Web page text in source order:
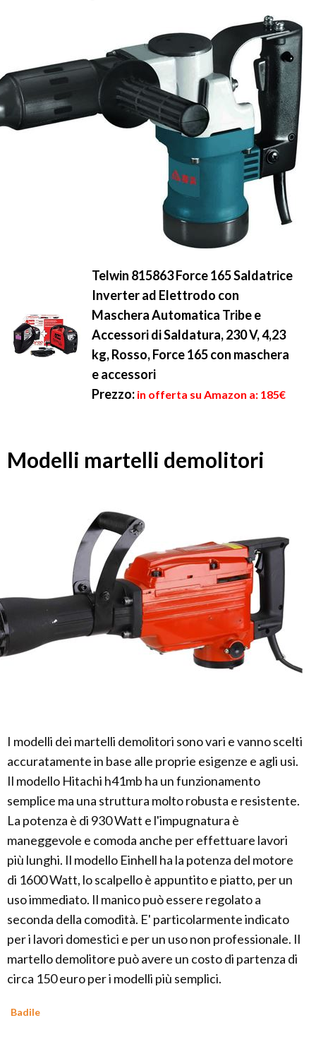
Telwin 815863 Force 165 Saldatrice
Inverter ad Elettrodo con
Maschera Automatica Tribe e
Accessori di Saldatura, 230 V, 4,23
kg, Rosso, Force 165 con maschera
e accessori
Prezzo: in offerta su Amazon a: 185€
Modelli martelli demolitori
I modelli dei martelli demolitori sono vari e vanno scelti
accuratamente in base alle proprie esigenze e agli usi.
Il modello Hitachi h41mb ha un funzionamento
semplice ma una struttura molto robusta e resistente.
La potenza è di 930 Watt e l'impugnatura è
maneggevole e comoda anche per effettuare lavori
più lunghi. Il modello Einhell ha la potenza del motore
di 1600 Watt, lo scalpello è appuntito e piatto, per un
uso immediato. Il manico può essere regolato a
seconda della comodità. E' particolarmente indicato
per i lavori domestici e per un uso non professionale. Il
martello demolitore può avere un costo di partenza di
circa 150 euro per i modelli più semplici.
Badile